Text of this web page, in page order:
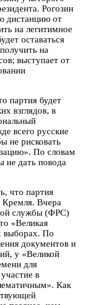
Рогозин
дистанцию от
на легитимное
оставаться
на
выступает от
партия будет
взглядов, в
всего русские
не рисковать
По словам
не дать повода
что партия
Кремля. Вчера
службы (ФРС)
«Великая
выборах. По
документов и
у «Великой
для
в
Как